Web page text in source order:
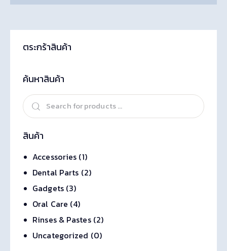
ตระกร้าสินค้า
ค้นหาสินค้า
สินค้า
Accessories (1)
Dental Parts (2)
Gadgets (3)
Oral Care (4)
Rinses & Pastes (2)
Uncategorized (0)